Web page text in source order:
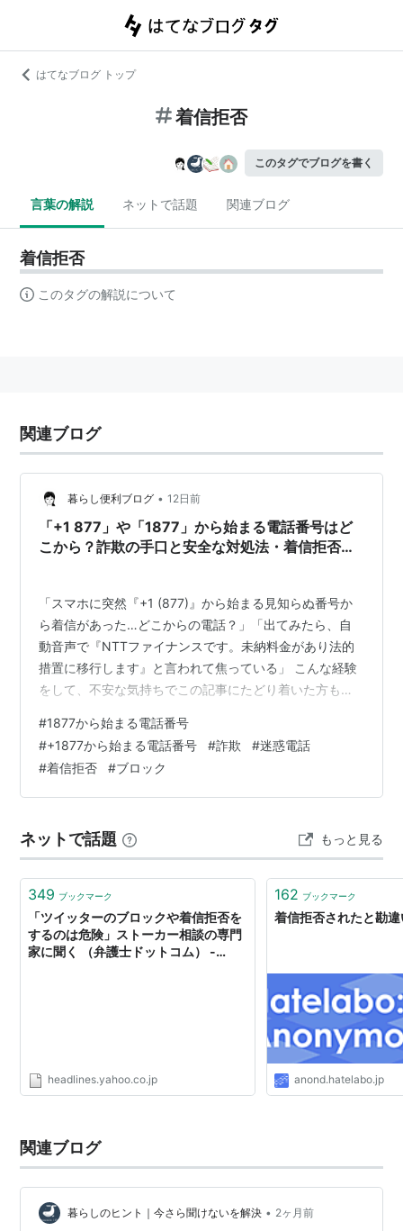
はてなブログ トップ
着信拒否
このタグでブログを書く
言葉の解説 ネットで話題 関連ブログ
着信拒否
このタグの解説について
関連ブログ
暮らし便利ブログ • 12日前
「+1 877」や「1877」から始まる電話番号はど
こから？詐欺の手口と安全な対処法・着信拒否の
「スマホに突然『+1 (877)』から始まる見知らぬ番号か
ら着信があった…どこからの電話？」「出てみたら、自
動音声で『NTTファイナンスです。未納料金があり法的
措置に移行します』と言われて焦っている」 こんな経験
をして、不安な気持ちでこの記事にたどり着いた方も多
877」など「1877」から始まる電話番号は、国際電話を
悪用した詐欺である可能性が極めて高いです。 身に覚え
のない着信であれば、絶対に出ない、そして折り返さな
いことが最も安全な対策です。 近年、このように実在す
安を煽って個人情報を…
#1877から始まる電話番号
#+1877から始まる電話番号 #詐欺 #迷惑電話
#着信拒否 #ブロック
ネットで話題 もっと見る
349 ブックマーク
「ツイッターのブロックや着信拒否を
するのは危険」ストーカー相談の専門
家に聞く （弁護士ドットコム） -
headlines.yahoo.co.jp
162 ブックマーク
着信拒否されたと勘
anond.hatelabo.jp
関連ブログ
暮らしのヒント｜今さら聞けないを解決 • 2ヶ月前